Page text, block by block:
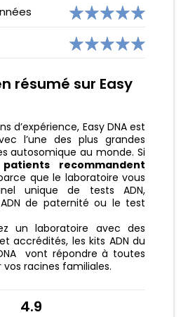
résumé sur Easy
d’expérience, Easy DNA est
l’une des plus grandes
autosomique au monde. Si
recommandent
que le laboratoire vous
unique de tests ADN,
de paternité ou le test
un laboratoire avec des
accrédités, les kits ADN du
vont répondre à toutes
vos racines familiales.
4.9